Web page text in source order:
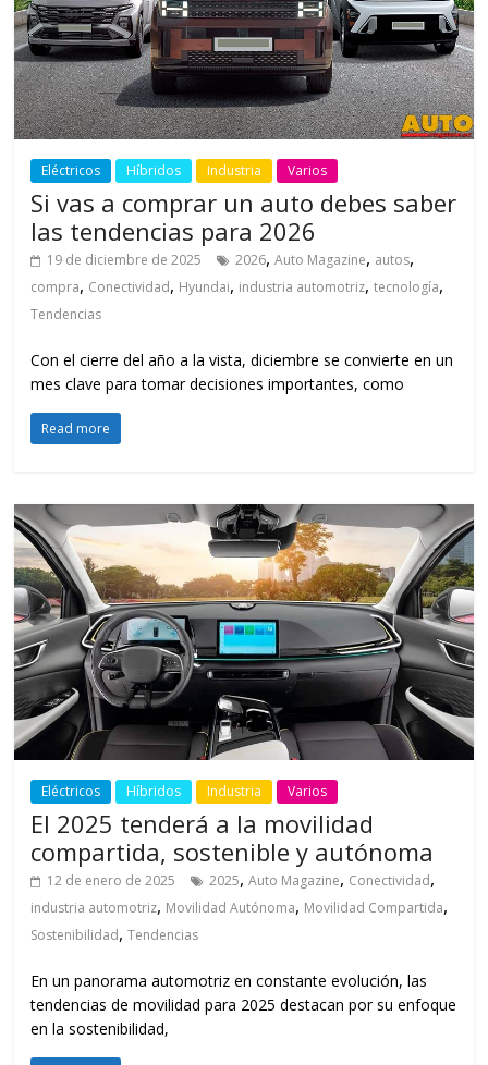
Eléctricos Híbridos Industria Varios
Si vas a comprar un auto debes saber
las tendencias para 2026
19 de diciembre de 2025 2026,Auto Magazine, autos,
compra, Conectividad, Hyundai, industria automotriz,tecnología,
Tendencias
Con el cierre del año a la vista, diciembre se convierte en un
mes clave para tomar decisiones importantes, como
Read more
Eléctricos Híbridos Industria Varios
El 2025 tenderá a la movilidad
compartida, sostenible y autónoma
12 de enero de 2025 2025,Auto Magazine, Conectividad,
industria automotriz, Movilidad Autónoma, Movilidad Compartida,
Sostenibilidad,Tendencias
En un panorama automotriz en constante evolución, las
tendencias de movilidad para 2025 destacan por su enfoque
en la sostenibilidad,